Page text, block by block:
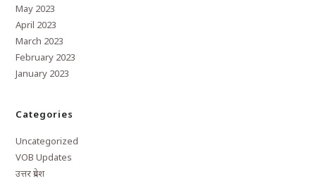
May 2023
April 2023
March 2023
February 2023
January 2023
Categories
Uncategorized
VOB Updates
उत्तर प्रदेश